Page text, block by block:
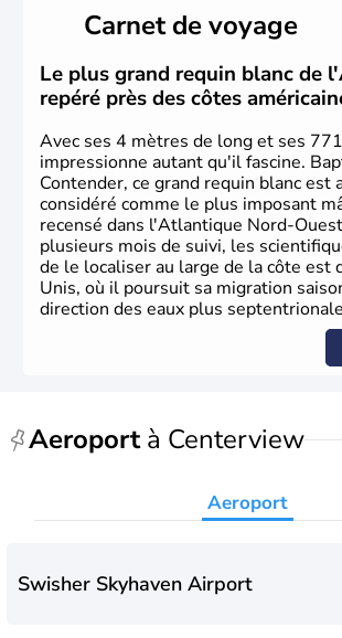
Plusieurs populations se sont
des européens, suite à la découverte
Christophe Colomb en 1492.
britanniques proclament la Déclaration
en 1776 et adoptent leur première
La conquête de l'Ouest marque ensuite
phase de développement intense.
Carnet de voyage
Le plus grand requin blanc de
repéré près des côtes
Avec ses 4 mètres de long et ses
impressionne autant qu'il fascine.
Contender, ce grand requin blanc est
considéré comme le plus imposant
recensé dans l'Atlantique Nord-
plusieurs mois de suivi, les
de le localiser au large de la côte est
Unis, où il poursuit sa migration
direction des eaux plus
Aeroportà Centerview
Aeroport
Swisher Skyhaven Airport